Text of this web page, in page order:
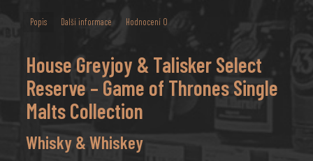
Popis Další informace Hodnocení 0
House Greyjoy & Talisker Select
Reserve – Game of Thrones Single
Malts Collection
Whisky & Whiskey